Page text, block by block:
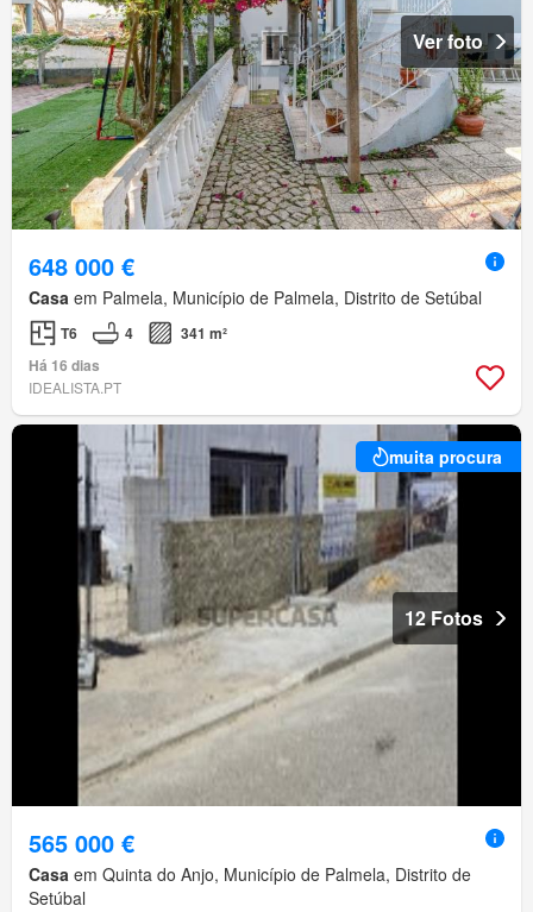
Ver foto
648 000 €
Casa em Palmela, Município de Palmela, Distrito de Setúbal
T6 4
341 m²
Há 16 dias
IDEALISTA.PT
muita procura
12 Fotos
565 000 €
Casa em Quinta do Anjo, Município de Palmela, Distrito de
Setúbal